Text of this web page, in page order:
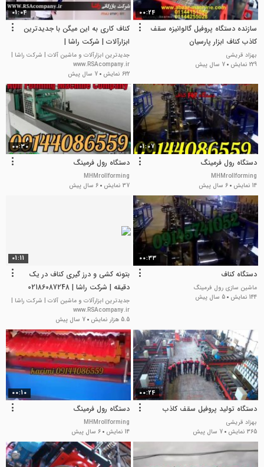
00:24
سازنده دستگاه پروفیل گالوانیزه سقف
کاذب کناف ابزار پارسیان
بهزاد قریشی
229 نمایش
7 سال پیش
01:04
کناف کاری به این میگن با جدیدترین
ابزارآلات | شرکت راشا |
02186087248
جدیدترین ابزارآلات و ماشین آلات | شرکت راشا |
www.RSAcompany.ir
622 نمایش
7 سال پیش
01:07
دستگاه رول فرمینگ
MHMrollforming
14 نمایش
6 سال پیش
00:30
دستگاه رول فرمینگ
MHMrollforming
37 نمایش
6 سال پیش
00:33
دستگاه کناف
ماشین سازی رول فرمینگ
144 نمایش
5 سال پیش
01:11
بتونه کشی و درز گیری کناف در یک
دقیقه | شرکت راشا | 02186087248
جدیدترین ابزارآلات و ماشین آلات | شرکت راشا |
www.RSAcompany.ir
5.5 هزار نمایش
7 سال پیش
00:24
دستگاه تولید پروفیل سقف کاذب
بهزاد قریشی
365 نمایش
7 سال پیش
00:10
دستگاه رول فرمینگ
MHMrollforming
14 نمایش
6 سال پیش